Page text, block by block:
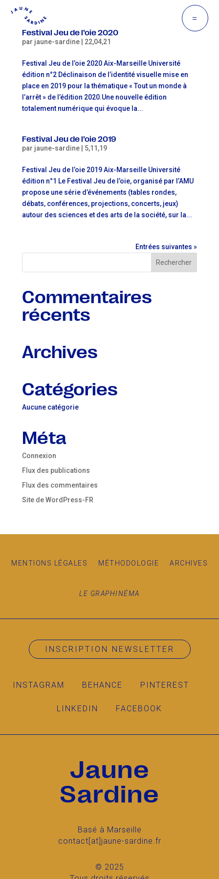
=
Festival Jeu de l’oie 2020
par jaune-sardine| 22,04,21
Festival Jeu de l’oie 2020 Aix-Marseille Université
édition n°2 Déclinaison de l’identité visuelle mise en
place en 2019 pour la thématique « Tout un monde à
l’arrêt » de l’édition 2020.Une nouvelle édition
totalement numérique qui évoque la...
Festival Jeu de l’oie 2019
par jaune-sardine| 5,11,19
Festival Jeu de l’oie 2019 Aix-Marseille Université
édition n°1 Le Festival Jeu de l’oie, organisé par l’AMU
propose une série d’événements (tables rondes,
débats, conférences, projections, concerts, jeux)
autour des sciences et des arts de la société, sur la...
Entrées suivantes »
Commentaires
récents
Archives
Catégories
Aucune catégorie
Méta
Connexion
Flux des publications
Flux des commentaires
Site de WordPress-FR
MENTIONS LÉGALES MÉTHODOLOGIE ARCHIVES
LE GRAPHINÉMA
INSCRIPTION NEWSLETTER
INSTAGRAM BEHANCE PINTEREST
LINKEDIN FACEBOOK
Jaune
Sardine
Basé à Marseille
contact[at]jaune-sardine.fr
© 2025